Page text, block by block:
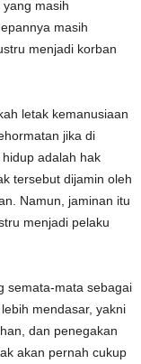
masih
masih
menjadi korban
letak kemanusiaan
jika di
adalah hak
tersebut dijamin oleh
Namun, jaminan itu
menjadi pelaku
semata-mata sebagai
mendasar, yakni
dan penegakan
akan pernah cukup